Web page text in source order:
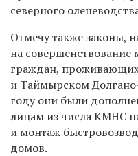
северного
Отмечу также законы,
на
граждан,
и Таймырском
году они были
лицам из числа КМНС
и монтаж
домов.